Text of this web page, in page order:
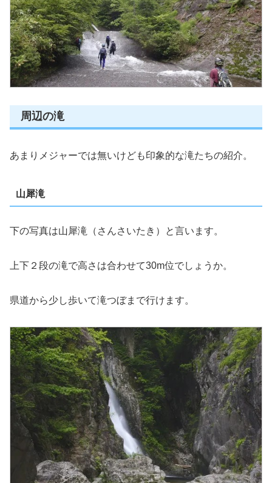
周辺の滝
あまりメジャーでは無いけども印象的な滝たちの紹介。
山犀滝
下の写真は山犀滝（さんさいたき）と言います。
上下２段の滝で高さは合わせて30m位でしょうか。
県道から少し歩いて滝つぼまで行けます。